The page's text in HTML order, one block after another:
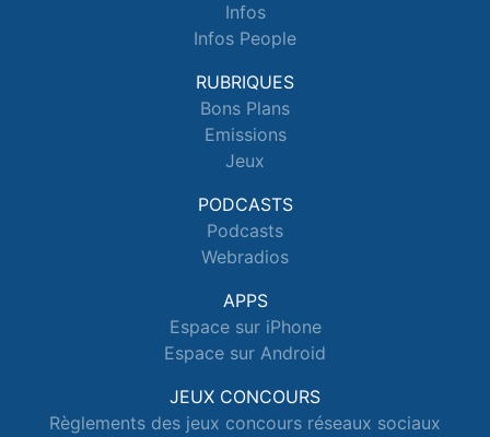
Infos
Infos People
RUBRIQUES
Bons Plans
Emissions
Jeux
PODCASTS
Podcasts
Webradios
APPS
Espace sur iPhone
Espace sur Android
JEUX CONCOURS
Règlements des jeux concours réseaux sociaux